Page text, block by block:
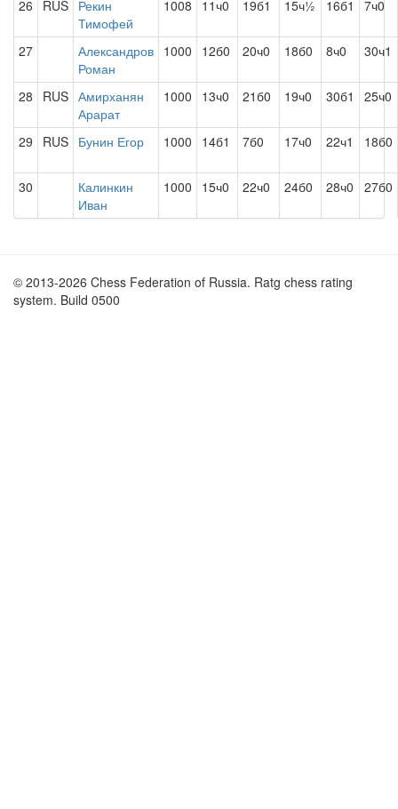
26 RUS Рекин
Тимофей
1008 11ч0 19б1 15ч½ 16б1 7ч0
27
Александров
Роман
1000 12б0 20ч0 18б0 8ч0 30ч1
28 RUS Амирханян
Арарат
1000 13ч0 21б0 19ч0 30б1 25ч0
29 RUS Бунин Егор 1000 14б1 7б0 17ч0 22ч1 18б0
30
Калинкин
Иван
1000 15ч0 22ч0 24б0 28ч0 27б0
© 2013-2026 Chess Federation of Russia. Ratg chess rating
system. Build 0500